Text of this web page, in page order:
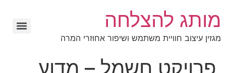
מותג להצלחה
מגזין עיצוב חוויית משתמש ושיפור אחוזרי המרה
פרויקט חשמל – מדוע